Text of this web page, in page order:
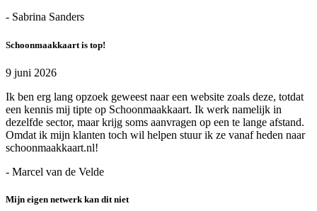
- Sabrina Sanders
Schoonmaakkaart is top!
9 juni 2026
Ik ben erg lang opzoek geweest naar een website zoals deze, totdat
een kennis mij tipte op Schoonmaakkaart. Ik werk namelijk in
dezelfde sector, maar krijg soms aanvragen op een te lange afstand.
Omdat ik mijn klanten toch wil helpen stuur ik ze vanaf heden naar
schoonmaakkaart.nl!
- Marcel van de Velde
Mijn eigen netwerk kan dit niet